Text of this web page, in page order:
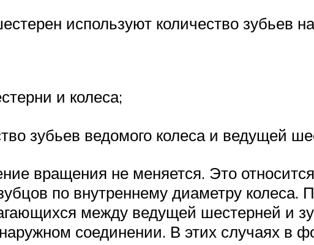
используют количество зубьев
и колеса;
зубьев ведомого колеса и ведущей
вращения не меняется. Это
по внутреннему диаметру колеса.
между ведущей шестерней и
соединении. В этих случаях в